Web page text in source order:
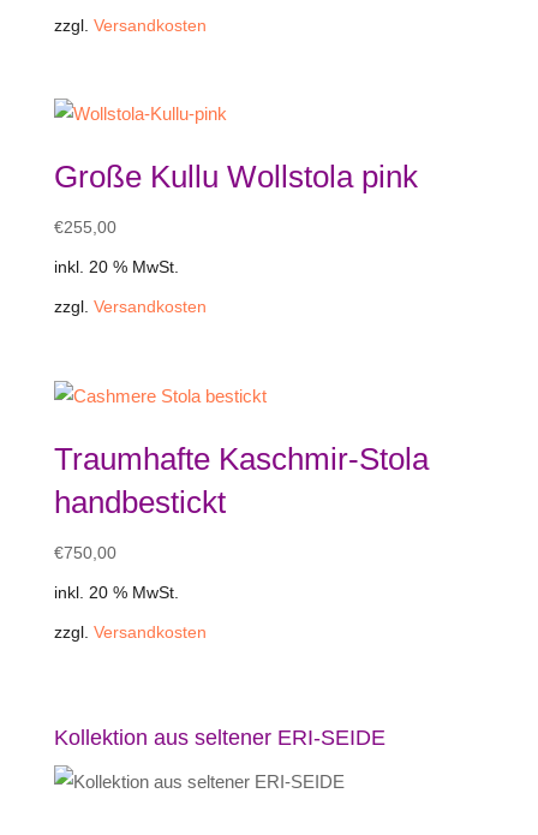
zzgl. Versandkosten
Große Kullu Wollstola pink
€255,00
inkl. 20 % MwSt.
zzgl. Versandkosten
Traumhafte Kaschmir-Stola
handbestickt
€750,00
inkl. 20 % MwSt.
zzgl. Versandkosten
Kollektion aus seltener ERI-SEIDE